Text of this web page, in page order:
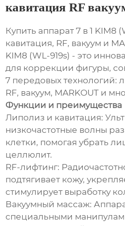
кавитация RF
Купить аппарат 7 в 1 KIM8
кавитация, RF, вакуум и
KIM8 (WL-919s) - это
для коррекции фигуры,
7 передовых технологий:
RF, вакуум, MARKOUT и
Функции и преимущества
Липолиз и кавитация:
низкочастотные волны
клетки, помогая убрать
целлюлит.
RF-лифтинг:
подтягивает кожу,
стимулирует выработку
Вакуумный массаж:
специальными